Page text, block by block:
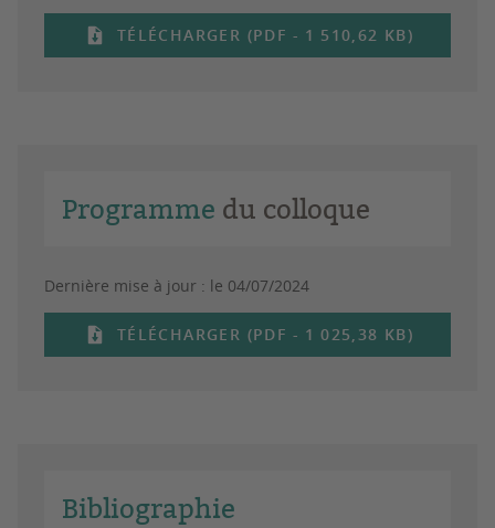
TÉLÉCHARGER (PDF - 1 510,62 KB)
Programme du colloque
Dernière mise à jour : le 04/07/2024
TÉLÉCHARGER (PDF - 1 025,38 KB)
Bibliographie